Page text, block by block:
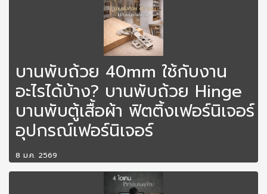
บานพับถ้วย 40mm ใช้กับงาน
อะไรได้บ้าง? บานพับถ้วย Hinge
บานพับตู้เสื้อผ้า ฟิตติ้งเฟอร์นิเจอร์
อุปกรณ์เฟอร์นิเจอร์
8 ม.ค. 2569